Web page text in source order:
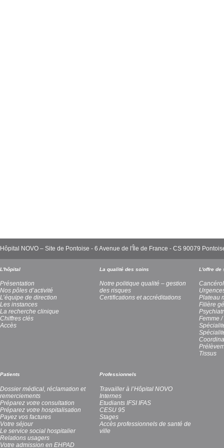
Hôpital NOVO – Site de Pontoise - 6 Avenue de l'Île de France - CS 90079
L'hôpital
Présentation
Nos pôles d’activité
L’équipe de direction
Les instances
La recherche clinique
Chiffres clés
Accès
La qualité des soins
Notre politique qualité – gestion
des risques
Certifications et accréditations
L'offre de
Plateau
Filière
Femme /
Tissus
Patients
Dossier médical, réclamation et
remerciements
Préparez votre consultation
Préparez votre hospitalisation
Payez vos factures
Votre séjour
Le service social hospitalier
Relations usagers
Votre admission en EHPAD
Professionnels
Travailler à l’Hôpital NOVO
Internes
Etudiants IFSI IFAS
CESU 95
Stages
Accès professionnels de santé de
ville